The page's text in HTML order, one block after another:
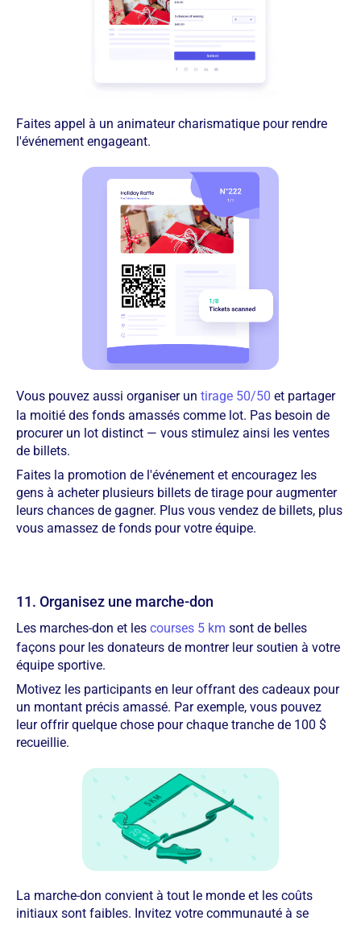
Faites appel à un animateur charismatique pour rendre
l'événement engageant.
Vous pouvez aussi organiser un tirage 50/50 et partager
la moitié des fonds amassés comme lot. Pas besoin de
procurer un lot distinct — vous stimulez ainsi les ventes
de billets.
Faites la promotion de l'événement et encouragez les
gens à acheter plusieurs billets de tirage pour augmenter
leurs chances de gagner. Plus vous vendez de billets, plus
vous amassez de fonds pour votre équipe.
11. Organisez une marche-don
Les marches-don et les courses 5 km sont de belles
façons pour les donateurs de montrer leur soutien à votre
équipe sportive.
Motivez les participants en leur offrant des cadeaux pour
un montant précis amassé. Par exemple, vous pouvez
leur offrir quelque chose pour chaque tranche de 100 $
recueillie.
La marche-don convient à tout le monde et les coûts
initiaux sont faibles. Invitez votre communauté à se